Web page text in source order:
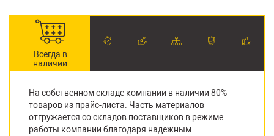
Всегда в
наличии
На собственном складе компании в наличии 80%
товаров из прайс-листа. Часть материалов
отгружается со складов поставщиков в режиме
работы компании благодаря надежным